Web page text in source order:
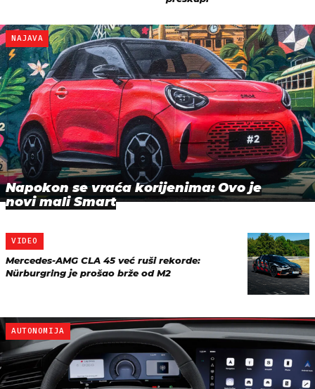
NAJAVA
Napokon se vraća korijenima: Ovo je
novi mali Smart
VIDEO
Mercedes-AMG CLA 45 već ruši rekorde:
Nürburgring je prošao brže od M2
AUTONOMIJA